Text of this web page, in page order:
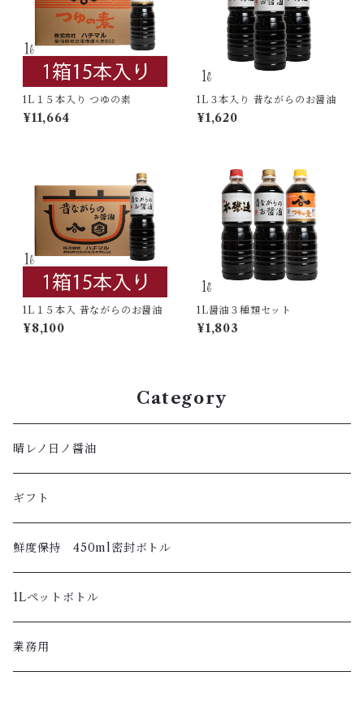
1L１５本入り つゆの素
¥11,664
1L３本入り 昔ながらのお醤油
¥1,620
1L１５本入 昔ながらのお醤油
¥8,100
1L醤油３種類セット
¥1,803
Category
晴レノ日ノ醤油
ギフト
鮮度保持 450ml密封ボトル
1Lペットボトル
業務用